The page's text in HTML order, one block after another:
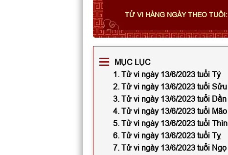
TỬ VI HÀNG NGÀY THEO TUỔI:
MỤC LỤC
1. Tử vi ngày 13/6/2023 tuổi Tý
2. Tử vi ngày 13/6/2023 tuổi Sửu
3. Tử vi ngày 13/6/2023 tuổi Dần
4. Tử vi ngày 13/6/2023 tuổi Mão
5. Tử vi ngày 13/6/2023 tuổi Thìn
6. Tử vi ngày 13/6/2023 tuổi Tỵ
7. Tử vi ngày 13/6/2023 tuổi Ngọ